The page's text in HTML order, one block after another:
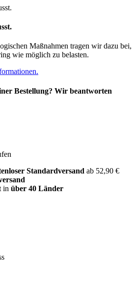
Maßnahmen tragen wir dazu bei,
wie möglich zu belasten.
Bestellung? Wir beantworten
Standardversand ab 52,90 €
in über 40 Länder